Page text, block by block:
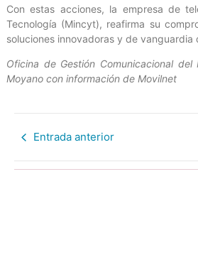
Con estas acciones, la empresa de
Tecnología (Mincyt), reafirma su
soluciones innovadoras y de
Oficina de Gestión Comunicacional
Moyano con información de Movilnet
Entrada anterior